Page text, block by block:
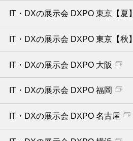
IT・DXの展示会 DXPO 東京【夏】
IT・DXの展示会 DXPO 東京【秋】
IT・DXの展示会 DXPO 大阪
IT・DXの展示会 DXPO 福岡
IT・DXの展示会 DXPO 名古屋